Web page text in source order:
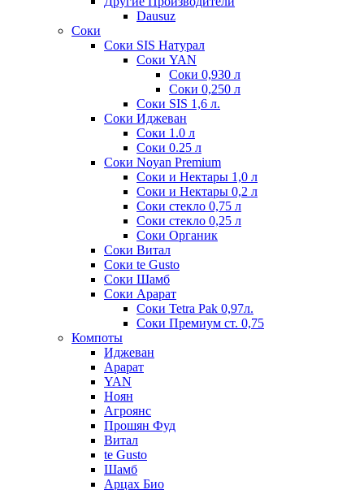
Dausuz
Соки
Соки SIS Натурал
Соки YAN
Соки 0,930 л
Соки 0,250 л
Соки SIS 1,6 л.
Соки Иджеван
Соки 1.0 л
Соки 0.25 л
Соки Noyan Premium
Соки и Нектары 1,0 л
Соки и Нектары 0,2 л
Соки стекло 0,75 л
Соки стекло 0,25 л
Соки Органик
Соки Витал
Соки te Gusto
Соки Шамб
Соки Арарат
Соки Tetra Pak 0,97л.
Соки Премиум ст. 0,75
Компоты
Иджеван
Арарат
YAN
Ноян
Агроянс
Прошян Фуд
Витал
te Gusto
Шамб
Арцах Био